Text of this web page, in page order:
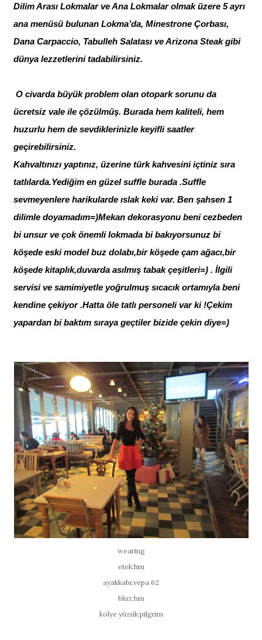
Dilim Arası Lokmalar ve Ana Lokmalar olmak üzere 5 ayrı
ana menüsü bulunan Lokma’da, Minestrone Çorbası,
Dana Carpaccio, Tabulleh Salatası ve Arizona Steak gibi
dünya lezzetlerini tadabilirsiniz.
O civarda büyük problem olan otopark sorunu da
ücretsiz vale ile çözülmüş. Burada hem kaliteli, hem
huzurlu hem de sevdiklerinizle keyifli saatler
geçirebilirsiniz.
Kahvaltınızı yaptınız, üzerine türk kahvesini içtiniz sıra
tatlılarda.Yediğim en güzel suffle burada .Suffle
sevmeyenlere harikularde ıslak keki var. Ben şahsen 1
dilimle doyamadım=)Mekan dekorasyonu beni cezbeden
bi unsur ve çok önemli lokmada bi bakıyorsunuz bi
köşede eski model buz dolabı,bir köşede çam ağacı,bir
köşede kitaplık,duvarda asılmış tabak çeşitleri=) . İlgili
servisi ve samimiyetle yoğrulmuş sıcacık ortamıyla beni
kendine çekiyor .Hatta öle tatlı personeli var ki !Çekim
yapardan bi baktım sıraya geçtiler bizide çekin diye=)
wearing
etek:hm
ayakkabı:vepa 62
bluz:hm
kolye yüzük:pilgrim